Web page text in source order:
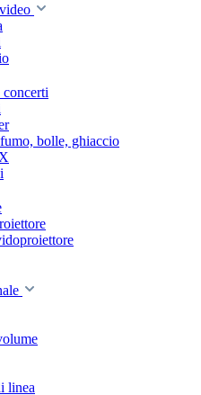
concerti
bolle, ghiaccio
linea